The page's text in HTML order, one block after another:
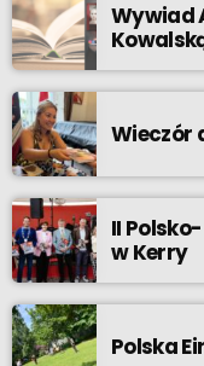
Wywiad
Wieczór
II
w Kerry
Polska